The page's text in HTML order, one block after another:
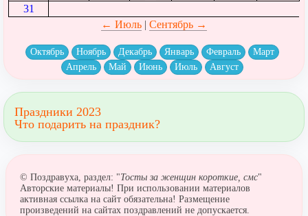
31
← Июль| Сентябрь →
Октябрь Ноябрь Декабрь Январь Февраль
Март
Апрель
Май Июнь Июль Август
Праздники 2023
Что подарить на праздник?
© Поздравуха, раздел: "Тосты за женщин короткие, смс"
Авторские материалы! При использовании материалов
активная ссылка на сайт обязательна! Размещение
произведений на сайтах поздравлений не допускается.